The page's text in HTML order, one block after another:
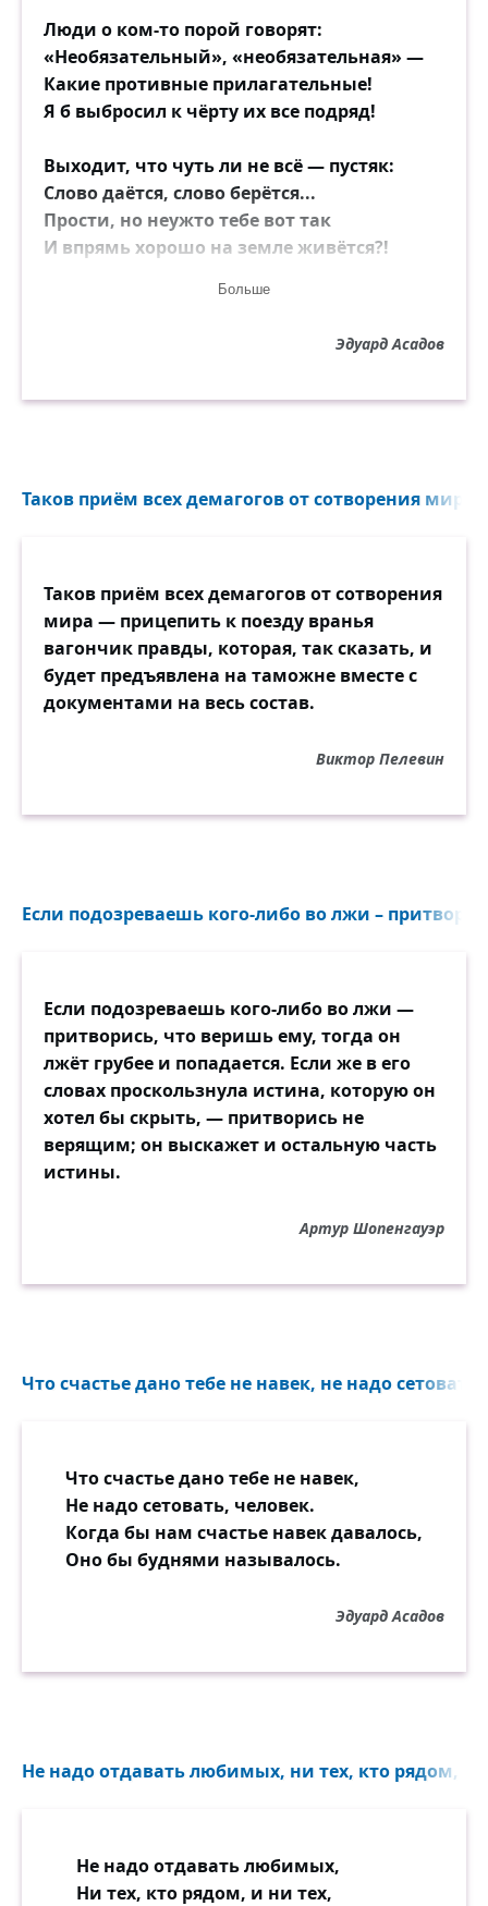
Люди о ком-то порой говорят:
«Необязательный», «необязательная» —
Какие противные прилагательные!
Я б выбросил к чёрту их все подряд!
Выходит, что чуть ли не всё — пустяк:
Слово даётся, слово берётся...
Прости, но неужто тебе вот так
И впрямь хорошо на земле живётся?!
Возможно ли говорить уверенно:
Что где-то ждут твоего звонка,
Фальшивые копии слов счастливых,
Красивые, точно люпин-трава,
И зло-недобрые, как крапива.
Слова: «до последних минут моих!»,
Что даже становится жутковато.
Зачем произносится: «Честное слово!»
Жизнь — как придуманная история,
Слова — точно мыльные пузыри.
Зачем тебе вся эта бутафория,
Ответь мне, шут тебя подери!
А впрочем, за всё говорят дела,
Которых как раз-то и не бывает.
Только пустые слова рождает!
Но мира не будет меж мной и ими!
Больше
Эдуард Асадов
Таков приём всех демагогов от сотворения
Таков приём всех демагогов от сотворения
мира — прицепить к поезду вранья
вагончик правды, которая, так сказать, и
будет предъявлена на таможне вместе с
документами на весь состав.
Виктор Пелевин
Если подозреваешь кого-либо во лжи –
Если подозреваешь кого-либо во лжи —
притворись, что веришь ему, тогда он
лжёт грубее и попадается. Если же в его
словах проскользнула истина, которую он
хотел бы скрыть, — притворись не
верящим; он выскажет и остальную часть
истины.
Артур Шопенгауэр
Что счастье дано тебе не навек, не надо
Что счастье дано тебе не навек,
Не надо сетовать, человек.
Когда бы нам счастье навек давалось,
Оно бы буднями называлось.
Эдуард Асадов
Не надо отдавать любимых, ни тех, кто рядом, и
Не надо отдавать любимых,
Ни тех, кто рядом, и ни тех,